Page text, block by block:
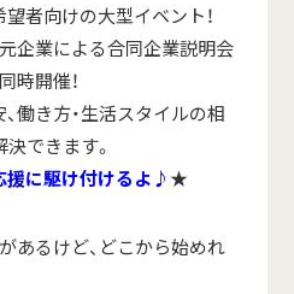
者向けの大型イベント！
企業による合同企業説明会
時開催！
働き方・生活スタイルの相
できます。
援に駆け付けるよ♪ ★
あるけど、どこから始めれ